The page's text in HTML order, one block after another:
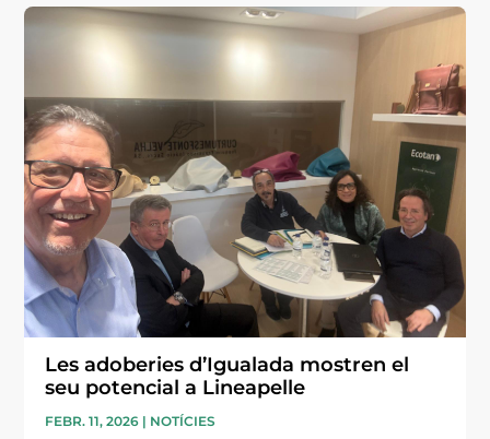
Les adoberies d’Igualada mostren el
seu potencial a Lineapelle
FEBR. 11, 2026 | NOTÍCIES